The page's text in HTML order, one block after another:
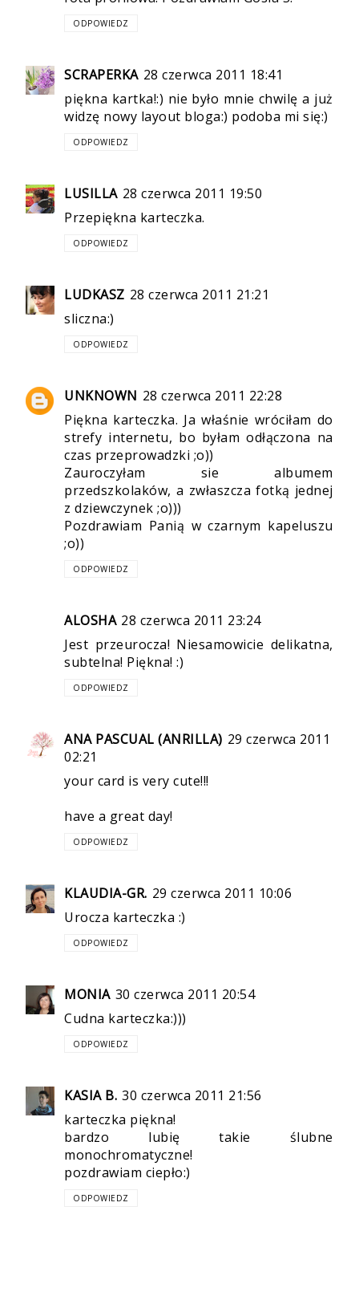
ODPOWIEDZ
SCRAPERKA 28 czerwca 2011 18:41
piękna kartka!:) nie było mnie chwilę a już
widzę nowy layout bloga:) podoba mi się:)
ODPOWIEDZ
LUSILLA 28 czerwca 2011 19:50
Przepiękna karteczka.
ODPOWIEDZ
LUDKASZ 28 czerwca 2011 21:21
sliczna:)
ODPOWIEDZ
UNKNOWN 28 czerwca 2011 22:28
Piękna karteczka. Ja właśnie wróciłam do
strefy internetu, bo byłam odłączona na
czas przeprowadzki ;o))
Zauroczyłam sie albumem
przedszkolaków, a zwłaszcza fotką jednej
z dziewczynek ;o)))
Pozdrawiam Panią w czarnym kapeluszu
;o))
ODPOWIEDZ
ALOSHA 28 czerwca 2011 23:24
Jest przeurocza! Niesamowicie delikatna,
subtelna! Piękna! :)
ODPOWIEDZ
ANA PASCUAL (ANRILLA) 29 czerwca 2011
02:21
your card is very cute!!!
have a great day!
ODPOWIEDZ
KLAUDIA-GR. 29 czerwca 2011 10:06
Urocza karteczka :)
ODPOWIEDZ
MONIA 30 czerwca 2011 20:54
Cudna karteczka:)))
ODPOWIEDZ
KASIA B. 30 czerwca 2011 21:56
karteczka piękna!
bardzo lubię takie ślubne
monochromatyczne!
pozdrawiam ciepło:)
ODPOWIEDZ